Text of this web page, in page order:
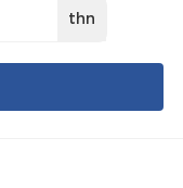
thn